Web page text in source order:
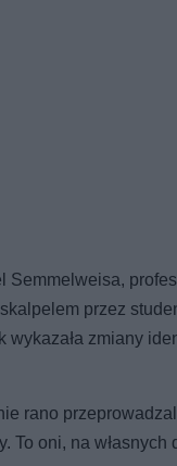
Semmelweisa,
przez
wykazała zmiany
rano
oni, na własnych